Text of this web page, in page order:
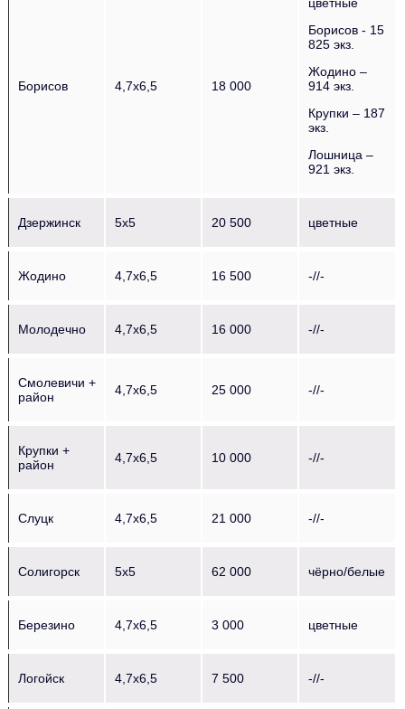
Борисов 4,7х6,5 18 000
цветные
Борисов - 15
825 экз.
Жодино –
914 экз.
Крупки – 187
экз.
Лошница –
921 экз.
Дзержинск 5х5 20 500 цветные
Жодино 4,7х6,5 16 500 -//-
Молодечно 4,7х6,5 16 000 -//-
Смолевичи +
район
4,7х6,5 25 000 -//-
Крупки +
район
4,7х6,5 10 000 -//-
Слуцк 4,7х6,5 21 000 -//-
Солигорск 5х5 62 000 чёрно/белые
Березино 4,7х6,5 3 000 цветные
Логойск 4,7х6,5 7 500 -//-